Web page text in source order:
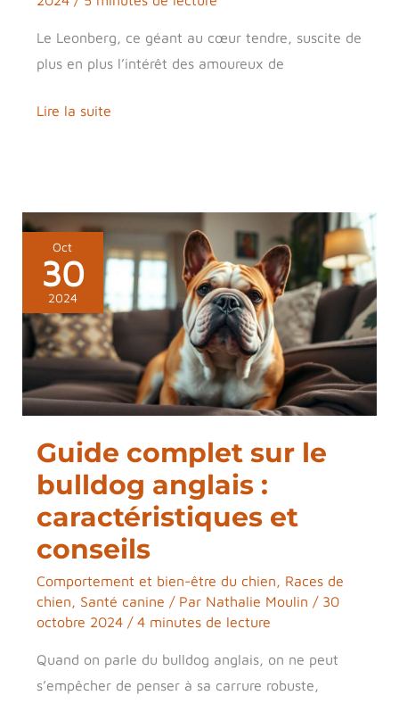
Le Leonberg, ce géant au cœur tendre, suscite de
plus en plus l’intérêt des amoureux de
Lire la suite
Oct
30
2024
Guide complet sur le
bulldog anglais :
caractéristiques et
conseils
Comportement et bien-être du chien, Races de
chien, Santé canine / Par Nathalie Moulin / 30
octobre 2024 / 4 minutes de lecture
Quand on parle du bulldog anglais, on ne peut
s’empêcher de penser à sa carrure robuste,
Guide
complet
sur
le
bulldog
anglais
:
et
conseils